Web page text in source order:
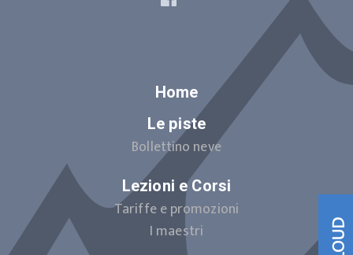
Home
Le piste
Bollettino neve
Lezioni e Corsi
Tariffe e promozioni
I maestri